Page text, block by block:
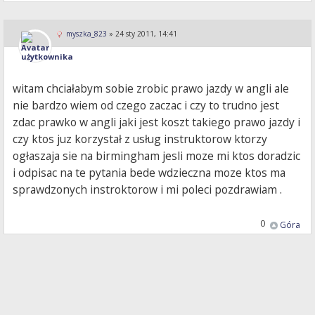
myszka_823 » 24 sty 2011, 14:41
witam chciałabym sobie zrobic prawo jazdy w angli ale
nie bardzo wiem od czego zaczac i czy to trudno jest
zdac prawko w angli jaki jest koszt takiego prawo jazdy i
czy ktos juz korzystał z usług instruktorow ktorzy
ogłaszaja sie na birmingham jesli moze mi ktos doradzic
i odpisac na te pytania bede wdzieczna moze ktos ma
sprawdzonych instroktorow i mi poleci pozdrawiam .
Góra
0